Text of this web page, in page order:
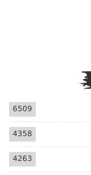
6509
4358
4263